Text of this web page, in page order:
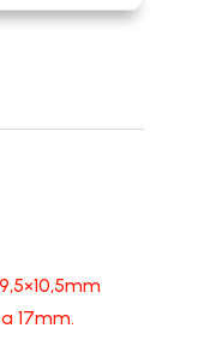
17mm.